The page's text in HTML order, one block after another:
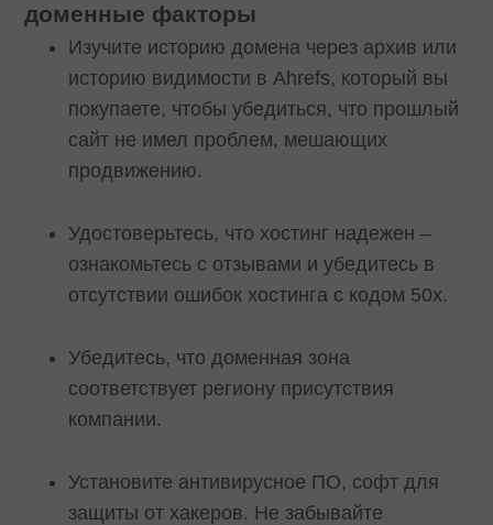
доменные факторы
Изучите историю домена через архив или
историю видимости в Ahrefs, который вы
покупаете, чтобы убедиться, что прошлый
сайт не имел проблем, мешающих
продвижению.
Удостоверьтесь, что хостинг надежен –
ознакомьтесь с отзывами и убедитесь в
отсутствии ошибок хостинга с кодом 50х.
Убедитесь, что доменная зона
соответствует региону присутствия
компании.
Установите антивирусное ПО, софт для
защиты от хакеров. Не забывайте